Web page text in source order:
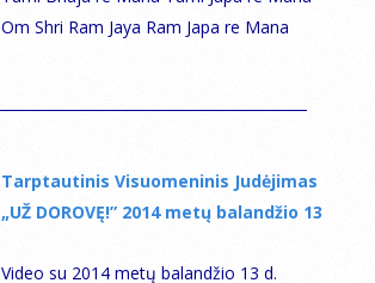
Om Shri Ram Jaya Ram Japa re Mana
Tarptautinis Visuomeninis Judėjimas
„UŽ DOROVĘ!” 2014 metų balandžio 13
Video su 2014 metų balandžio 13 d.